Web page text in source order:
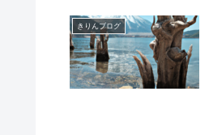
きりんブログ